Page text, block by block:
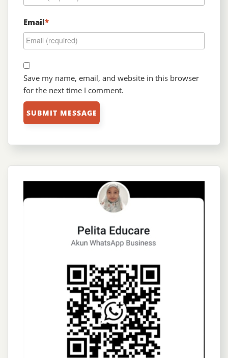
Email*
Save my name, email, and website in this browser
for the next time I comment.